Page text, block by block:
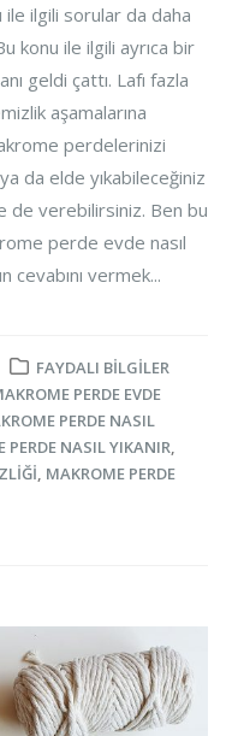
ilgili sorular da daha
konu ile ilgili ayrıca bir
geldi çattı. Lafı fazla
aşamalarına
perdelerinizi
da elde yıkabileceğiniz
de verebilirsiniz. Ben bu
perde evde nasıl
cevabını vermek...
FAYDALI BILGILER
PERDE EVDE
PERDE NASIL
PERDE NASIL YIKANIR,
, MAKROME PERDE